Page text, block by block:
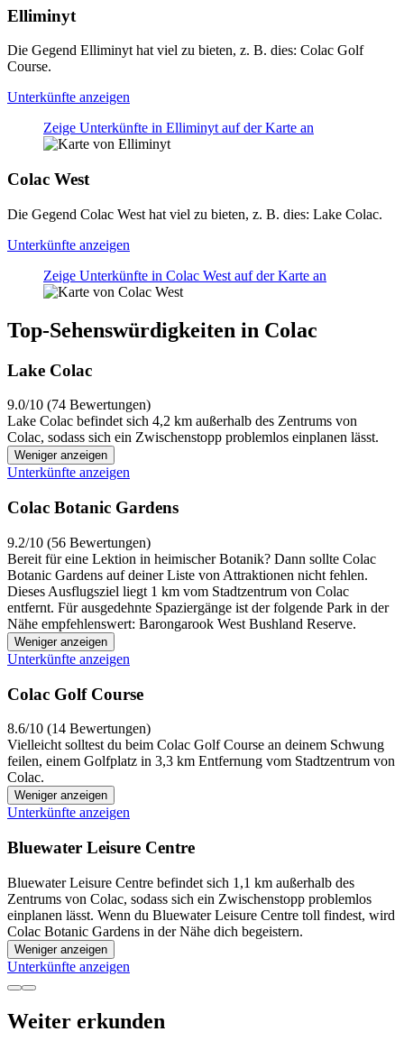
Elliminyt
Die Gegend Elliminyt hat viel zu bieten, z. B. dies: Colac Golf
Course.
Unterkünfte anzeigen
Zeige Unterkünfte in Elliminyt auf der Karte an
Colac West
Die Gegend Colac West hat viel zu bieten, z. B. dies: Lake Colac.
Unterkünfte anzeigen
Zeige Unterkünfte in Colac West auf der Karte an
Top-Sehenswürdigkeiten in Colac
Lake Colac
9.0/10 (74 Bewertungen)
Lake Colac befindet sich 4,2 km außerhalb des Zentrums von
Colac, sodass sich ein Zwischenstopp problemlos einplanen lässt.
Weniger anzeigen
Unterkünfte anzeigen
Colac Botanic Gardens
9.2/10 (56 Bewertungen)
Bereit für eine Lektion in heimischer Botanik? Dann sollte Colac
Botanic Gardens auf deiner Liste von Attraktionen nicht fehlen.
Dieses Ausflugsziel liegt 1 km vom Stadtzentrum von Colac
entfernt. Für ausgedehnte Spaziergänge ist der folgende Park in der
Nähe empfehlenswert: Barongarook West Bushland Reserve.
Weniger anzeigen
Unterkünfte anzeigen
Colac Golf Course
8.6/10 (14 Bewertungen)
Vielleicht solltest du beim Colac Golf Course an deinem Schwung
feilen, einem Golfplatz in 3,3 km Entfernung vom Stadtzentrum von
Colac.
Weniger anzeigen
Unterkünfte anzeigen
Bluewater Leisure Centre
Bluewater Leisure Centre befindet sich 1,1 km außerhalb des
Zentrums von Colac, sodass sich ein Zwischenstopp problemlos
einplanen lässt. Wenn du Bluewater Leisure Centre toll findest, wird
Colac Botanic Gardens in der Nähe dich begeistern.
Weniger anzeigen
Unterkünfte anzeigen
Weiter erkunden